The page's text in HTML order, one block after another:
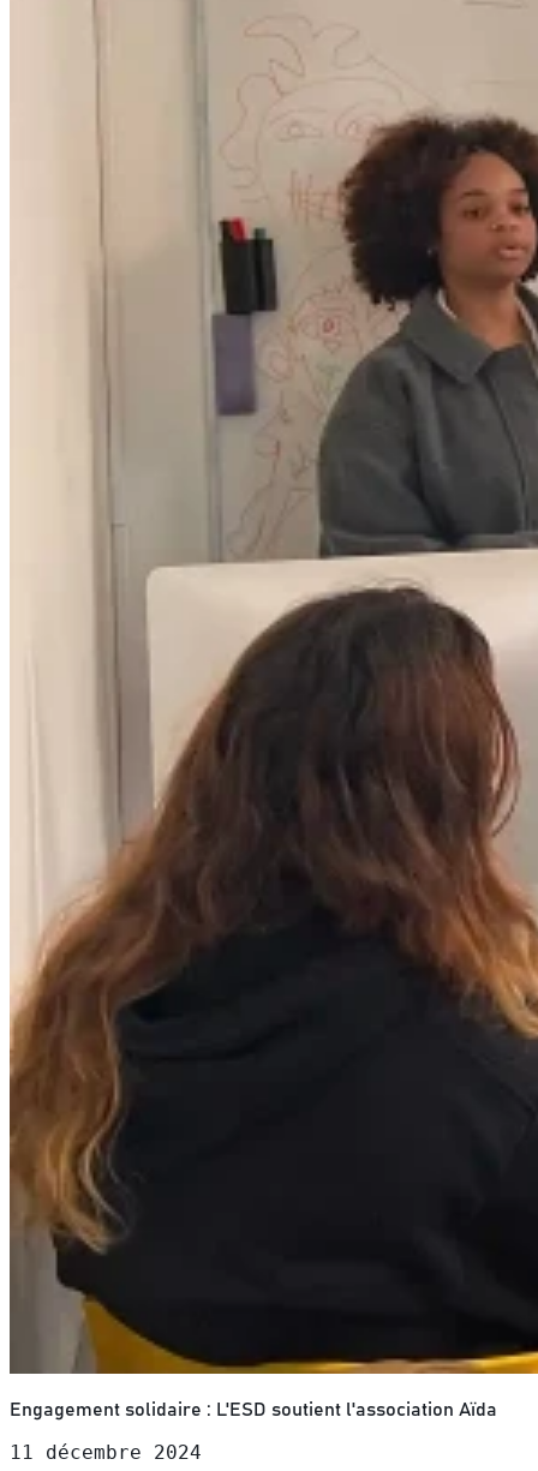
Engagement solidaire : L'ESD soutient l'association Aïda
11 décembre 2024